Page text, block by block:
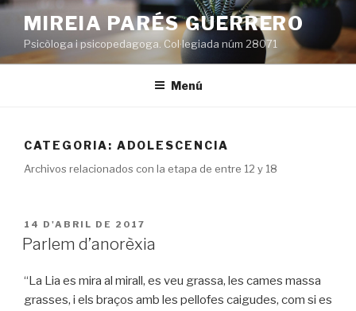
Vés
contingut
MIREIA PARÉS GUERRERO
Psicòloga i psicopedagoga. Col·legiada núm 28071
Menú
CATEGORIA: ADOLESCENCIA
Archivos relacionados con la etapa de entre 12 y 18
PUBLICAT
A
14 D'ABRIL DE 2017
Parlem d’anorèxia
“La Lia es mira al mirall, es veu grassa, les cames massa
grasses, i els braços amb les pellofes caigudes, com si es